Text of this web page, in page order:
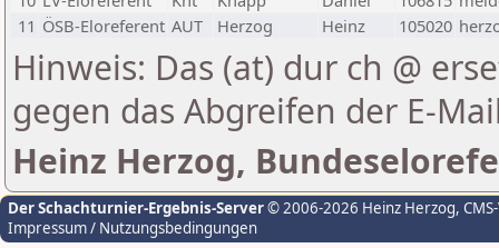
11 ÖSB-Eloreferent AUT Herzog Heinz 105020
Hinweis: Das (at) dur ch @
gegen das Abgreifen der E-
Heinz Herzog,
Der Schachturnier-Ergebnis-Server© 2006-2026 Heinz Herzog,
Impressum / Nutzungsbedingungen